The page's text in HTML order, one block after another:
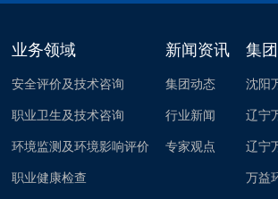
业务领域
安全评价及技术咨询
职业卫生及技术咨询
环境监测及环境影响评价
职业健康检查
新闻资讯
集团动态
行业新闻
专家观点
集
沈阳
辽宁
辽宁
万益